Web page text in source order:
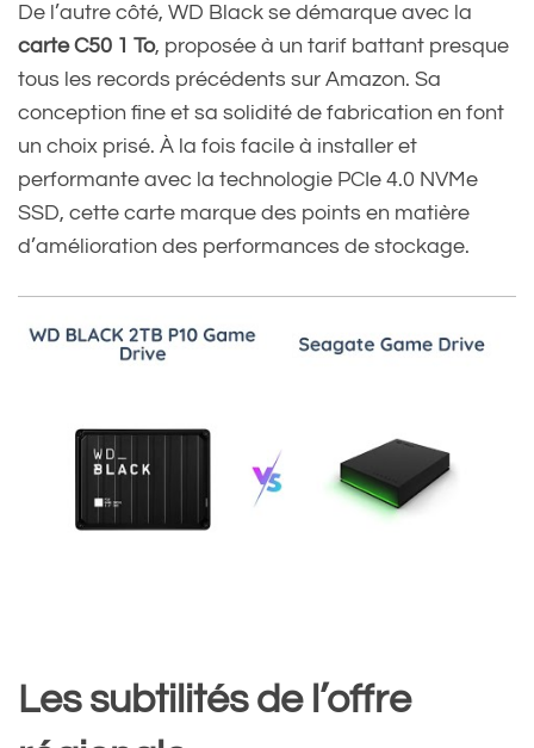
De l’autre côté, WD Black se démarque avec la
carte C50 1 To, proposée à un tarif battant presque
tous les records précédents sur Amazon. Sa
conception fine et sa solidité de fabrication en font
un choix prisé. À la fois facile à installer et
performante avec la technologie PCIe 4.0 NVMe
SSD, cette carte marque des points en matière
d’amélioration des performances de stockage.
Les subtilités de l’offre